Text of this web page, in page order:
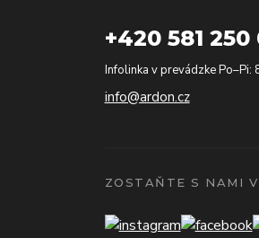
+420 581 250
Infolinka v prevádzke Po–Pi:
info@ardon.cz
ZOSTAŇTE S NAMI